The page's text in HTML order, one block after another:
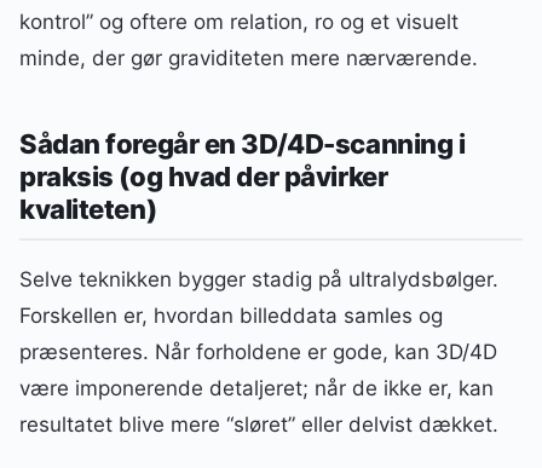
kontrol” og oftere om relation, ro og et visuelt
minde, der gør graviditeten mere nærværende.
Sådan foregår en 3D/4D-scanning i
praksis (og hvad der påvirker
kvaliteten)
Selve teknikken bygger stadig på ultralydsbølger.
Forskellen er, hvordan billeddata samles og
præsenteres. Når forholdene er gode, kan 3D/4D
være imponerende detaljeret; når de ikke er, kan
resultatet blive mere “sløret” eller delvist dækket.